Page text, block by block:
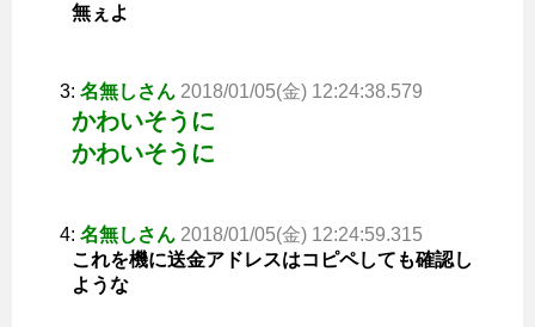
無ぇよ
3: 名無しさん 2018/01/05(金) 12:24:38.579
かわいそうに
かわいそうに
4: 名無しさん 2018/01/05(金) 12:24:59.315
これを機に送金アドレスはコピペしても確認し
ような